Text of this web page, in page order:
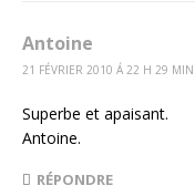
Antoine
21 FÉVRIER 2010 Á 22 H 29 MIN
Superbe et apaisant.
Antoine.
RÉPONDRE